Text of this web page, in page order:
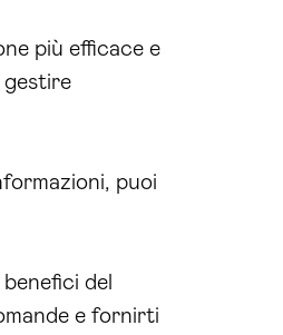
più efficace e
gestire
puoi
del
e fornirti